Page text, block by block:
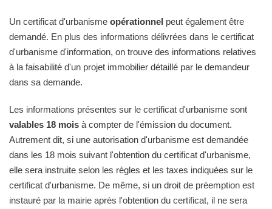
Un certificat d'urbanisme opérationnel peut également être
demandé. En plus des informations délivrées dans le certificat
d'urbanisme d'information, on trouve des informations relatives
à la faisabilité d'un projet immobilier détaillé par le demandeur
dans sa demande.
Les informations présentes sur le certificat d'urbanisme sont
valables 18 mois à compter de l'émission du document.
Autrement dit, si une autorisation d'urbanisme est demandée
dans les 18 mois suivant l'obtention du certificat d'urbanisme,
elle sera instruite selon les règles et les taxes indiquées sur le
certificat d'urbanisme. De même, si un droit de préemption est
instauré par la mairie après l'obtention du certificat, il ne sera